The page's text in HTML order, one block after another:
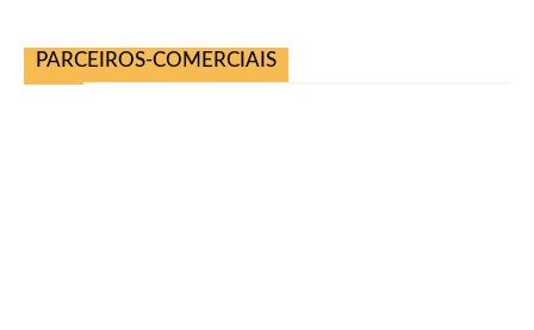
PARCEIROS-COMERCIAIS